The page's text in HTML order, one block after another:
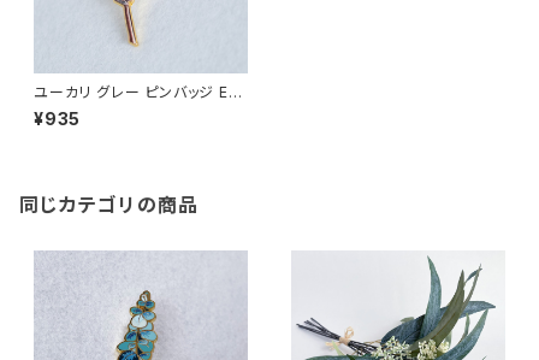
ユーカリ グレー ピンバッジ Euc
alyptus
¥935
同じカテゴリの商品